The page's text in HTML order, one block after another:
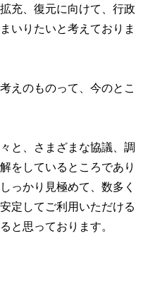
充、復元に向けて、行政
いりたいと考えておりま
えのものって、今のとこ
と、さまざまな協議、調
をしているところであり
っかり見極めて、数多く
定してご利用いただける
と思っております。